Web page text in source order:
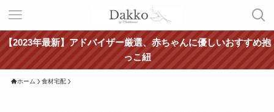
【2023年最新】アドバイザー厳選、赤ちゃんに優しいおすすめ抱
っこ紐
ホーム 食材宅配